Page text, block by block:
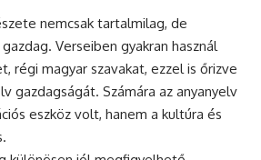
nemcsak tartalmilag, de
Verseiben gyakran használ
régi magyar szavakat, ezzel is őrizve
gazdagságát. Számára az anyanyelv
eszköz volt, hanem a kultúra és